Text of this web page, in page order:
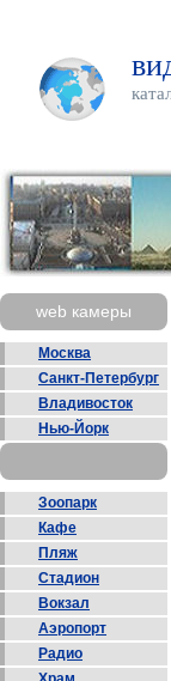
web камеры
Москва
Санкт-Петербург
Владивосток
Нью-Йорк
Зоопарк
Кафе
Пляж
Стадион
Вокзал
Аэропорт
Радио